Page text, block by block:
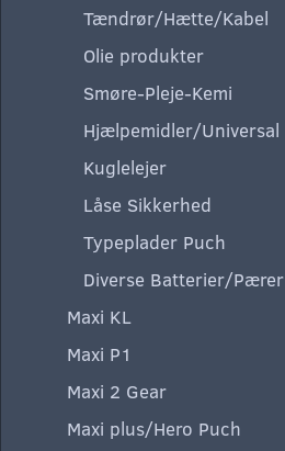
Tændrør/Hætte/Kabel
Olie produkter
Smøre-Pleje-Kemi
Hjælpemidler/Universal
Kuglelejer
Låse Sikkerhed
Typeplader Puch
Diverse Batterier/Pærer
Maxi KL
Maxi P1
Maxi 2 Gear
Maxi plus/Hero Puch